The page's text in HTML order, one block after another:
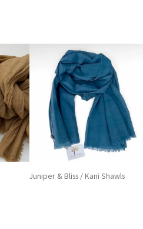
Juniper & Bliss / Kani Shawls